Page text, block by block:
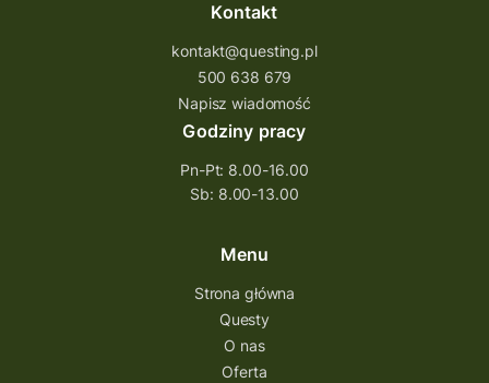
questy świętokrzyskie
questujwpolsce
questuj z nami
questingwyprawa po skarb
questingowy projekt współpracy
questing wielkopolska
Questing Przecławski
Questing Łódzkie
questing gry terenowe
Quest Świętokrzyskie
quest na szlaku Przygody
Kontakt
kontakt@questing.pl
500 638 679
Napisz wiadomość
Godziny pracy
Pn-Pt: 8.00-16.00
Sb: 8.00-13.00
Menu
Strona główna
Questy
O nas
Oferta